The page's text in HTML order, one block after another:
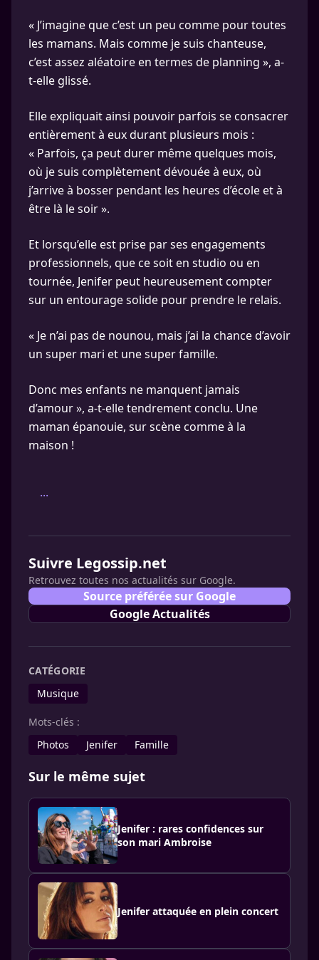
« J’imagine que c’est un peu comme pour toutes
les mamans. Mais comme je suis chanteuse,
c’est assez aléatoire en termes de planning », a-
t-elle glissé.
Elle expliquait ainsi pouvoir parfois se consacrer
entièrement à eux durant plusieurs mois :
« Parfois, ça peut durer même quelques mois,
où je suis complètement dévouée à eux, où
j’arrive à bosser pendant les heures d’école et à
être là le soir ».
Et lorsqu’elle est prise par ses engagements
professionnels, que ce soit en studio ou en
tournée, Jenifer peut heureusement compter
sur un entourage solide pour prendre le relais.
« Je n’ai pas de nounou, mais j’ai la chance d’avoir
un super mari et une super famille.
Donc mes enfants ne manquent jamais
d’amour », a-t-elle tendrement conclu. Une
maman épanouie, sur scène comme à la
maison !
...
Suivre Legossip.net
Retrouvez toutes nos actualités sur Google.
Source préférée sur Google
Google Actualités
CATÉGORIE
Musique
Mots-clés :
Photos
Jenifer Famille
Sur le même sujet
Jenifer : rares confidences sur
son mari Ambroise
Jenifer attaquée en plein concert